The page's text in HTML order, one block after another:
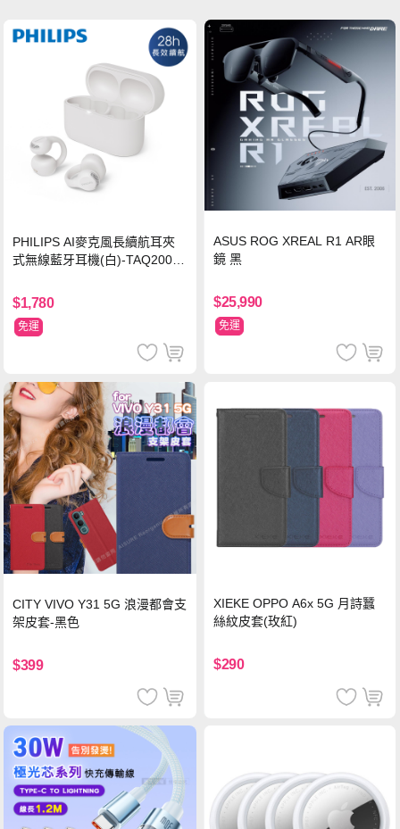
PHILIPS AI麥克風長續航耳夾
式無線藍牙耳機(白)-TAQ2000
$1,780
免運
ASUS ROG XREAL R1 AR眼
鏡 黑
$25,990
免運
CITY VIVO Y31 5G 浪漫都會支
架皮套-黑色
$399
XIEKE OPPO A6x 5G 月詩蠶
絲紋皮套(玫紅)
$290